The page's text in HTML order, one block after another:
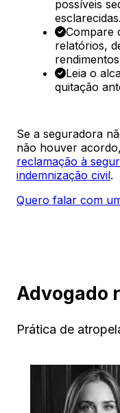
possíveis
esclarecidas.
Compare
relatórios,
Leia o
quitação
Se a seguradora
não houver
reclamação à
indemnização civil.
Quero falar com
Advogado
Prática de